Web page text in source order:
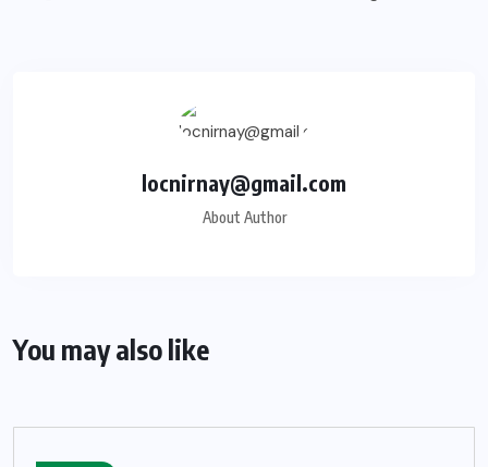
locnirnay@gmail.com
About Author
You may also like